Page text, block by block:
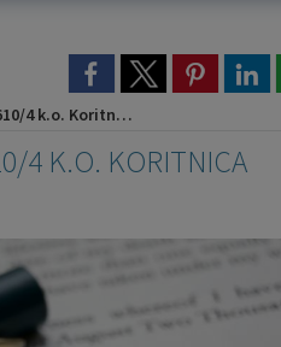
4 k.o. Koritnica
4 K.O. KORITNICA